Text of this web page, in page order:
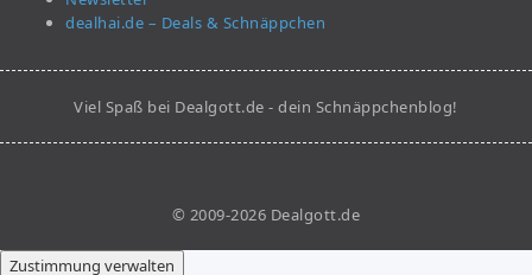
dealhai.de – Deals & Schnäppchen
Viel Spaß bei Dealgott.de - dein Schnäppchenblog!
© 2009-2026 Dealgott.de
Zustimmung verwalten